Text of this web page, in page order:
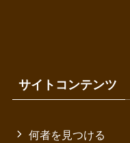
サイトコンテンツ
何者を見つける